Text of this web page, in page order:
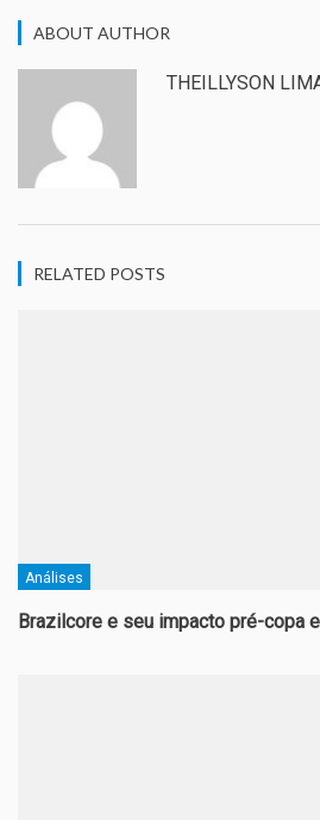
ABOUT AUTHOR
THEILLYSON
RELATED POSTS
Análises
Brazilcore e seu impacto pré-copa